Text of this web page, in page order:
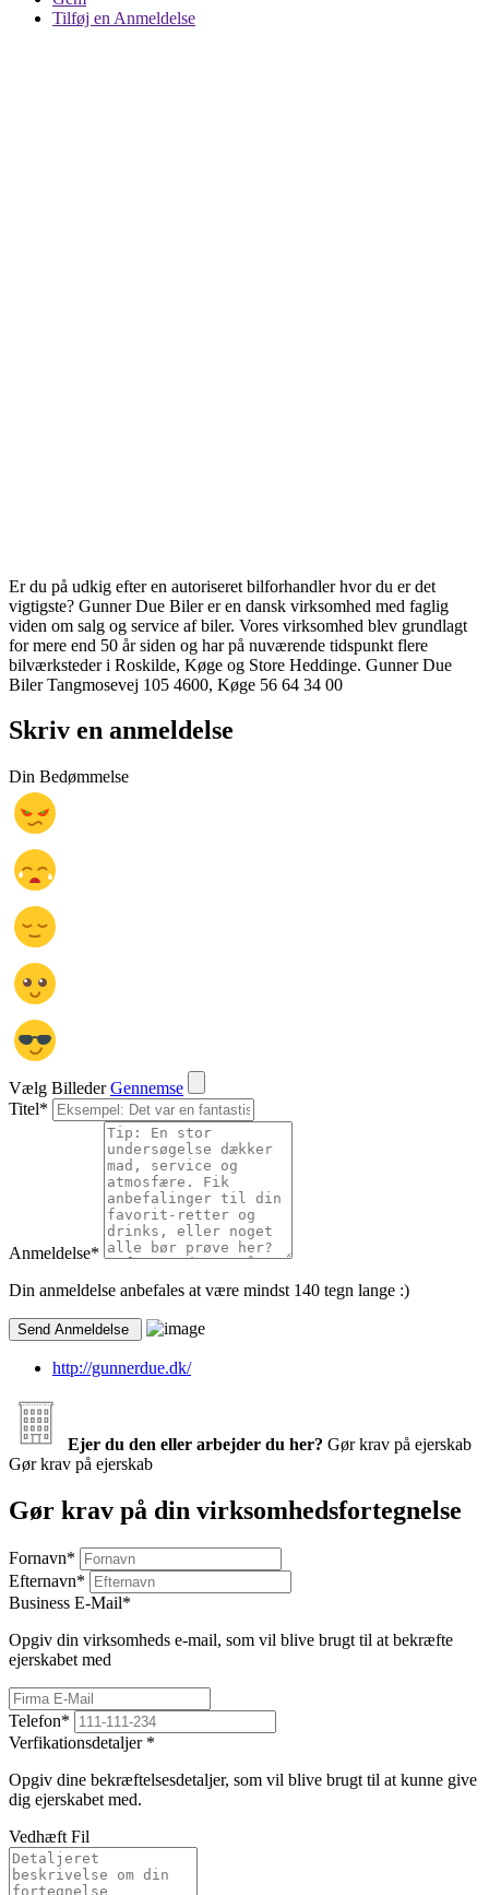
Tilføj en Anmeldelse
Er du på udkig efter en autoriseret bilforhandler hvor du er det
vigtigste? Gunner Due Biler er en dansk virksomhed med faglig
viden om salg og service af biler. Vores virksomhed blev grundlagt
for mere end 50 år siden og har på nuværende tidspunkt flere
bilværksteder i Roskilde, Køge og Store Heddinge. Gunner Due
Biler Tangmosevej 105 4600, Køge 56 64 34 00
Skriv en anmeldelse
Din Bedømmelse
Vælg Billeder Gennemse
Titel*
Anmeldelse*
Din anmeldelse anbefales at være mindst 140 tegn lange :)
http://gunnerdue.dk/
Ejer du den eller arbejder du her? Gør krav på ejerskab
Gør krav på ejerskab
Gør krav på din virksomhedsfortegnelse
Fornavn*
Efternavn*
Business E-Mail*
Opgiv din virksomheds e-mail, som vil blive brugt til at bekræfte
ejerskabet med
Telefon*
Verfikationsdetaljer *
Opgiv dine bekræftelsesdetaljer, som vil blive brugt til at kunne give
dig ejerskabet med.
Vedhæft Fil